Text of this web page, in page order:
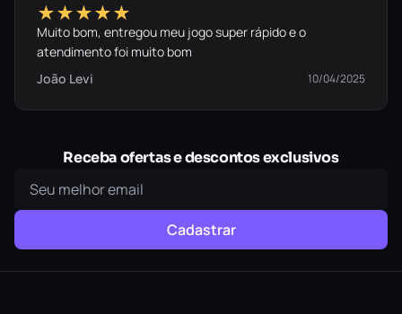
★★★★★
Muito bom, entregou meu jogo super rápido e o
atendimento foi muito bom
João Levi
10/04/2025
Receba ofertas e descontos exclusivos
Cadastrar